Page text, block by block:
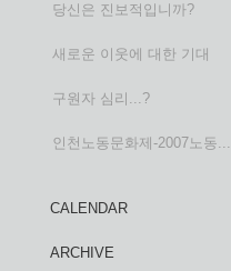
당신은 진보적입니까?
새로운 이웃에 대한 기대
구원자 심리...?
인천노동문화제-2007노동...
CALENDAR
ARCHIVE